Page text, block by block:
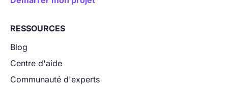
RESSOURCES
Blog
Centre d'aide
Communauté d'experts